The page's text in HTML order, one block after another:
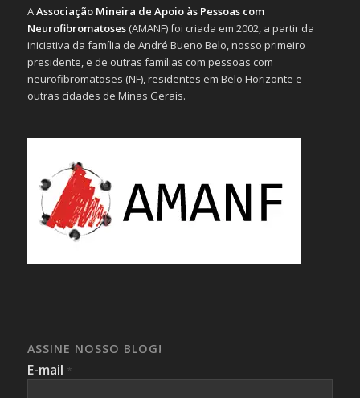
AAssociação Mineira de Apoio às Pessoas com
Neurofibromatoses(AMANF) foi criada em 2002, a partir da
iniciativa da família de André Bueno Belo, nosso primeiro
presidente, e de outras famílias com pessoas com
neurofibromatoses (NF), residentes em Belo Horizonte e
outras cidades de Minas Gerais.
ASSINE NOSSO BLOG!
E-mail *